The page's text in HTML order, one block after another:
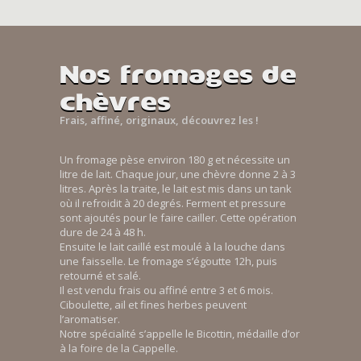
Nos fromages de
chèvres
Frais, affiné, originaux, découvrez les !
Un fromage pèse environ 180 g et nécessite un
litre de lait. Chaque jour, une chèvre donne 2 à 3
litres. Après la traite, le lait est mis dans un tank
où il refroidit à 20 degrés. Ferment et pressure
sont ajoutés pour le faire cailler. Cette opération
dure de 24 à 48 h.
Ensuite le lait caillé est moulé à la louche dans
une faisselle. Le fromage s’égoutte 12h, puis
retourné et salé.
Il est vendu frais ou affiné entre 3 et 6 mois.
Ciboulette, ail et fines herbes peuvent
l’aromatiser.
Notre spécialité s’appelle le Bicottin, médaille d’or
à la foire de la Cappelle.